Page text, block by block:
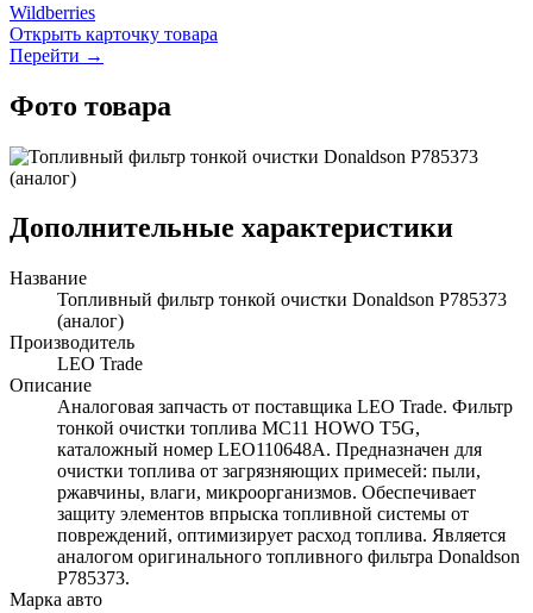
Wildberries
Открыть карточку товара
Перейти →
Фото товара
Дополнительные характеристики
Название
Топливный фильтр тонкой очистки Donaldson P785373
(аналог)
Производитель
LEO Trade
Описание
Аналоговая запчасть от поставщика LEO Trade. Фильтр
тонкой очистки топлива MC11 HOWO T5G,
каталожный номер LEO110648A. Предназначен для
очистки топлива от загрязняющих примесей: пыли,
ржавчины, влаги, микроорганизмов. Обеспечивает
защиту элементов впрыска топливной системы от
повреждений, оптимизирует расход топлива. Является
аналогом оригинального топливного фильтра Donaldson
P785373.
Марка авто